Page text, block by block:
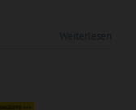
Weiterlesen